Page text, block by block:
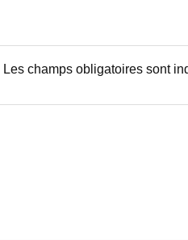
Les champs obligatoires sont